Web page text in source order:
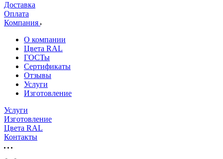
Доставка
Оплата
Компания
О компании
Цвета RAL
ГОСТы
Сертификаты
Отзывы
Услуги
Изготовление
Услуги
Изготовление
Цвета RAL
Контакты